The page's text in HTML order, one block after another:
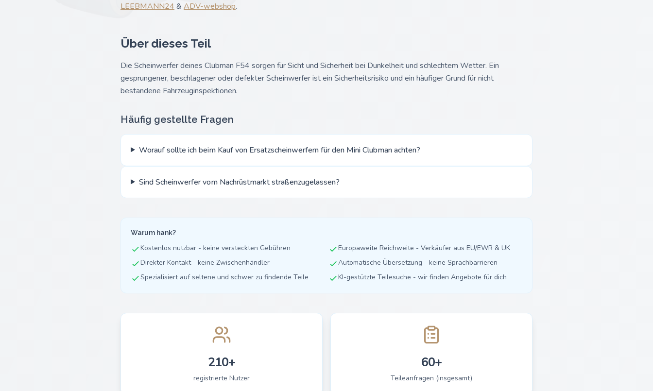
LEEBMANN24 & ADV-webshop.
Über dieses Teil
Die Scheinwerfer deines Clubman F54 sorgen für Sicht und Sicherheit bei Dunkelheit und schlechtem Wetter. Ein
gesprungener, beschlagener oder defekter Scheinwerfer ist ein Sicherheitsrisiko und ein häufiger Grund für nicht
bestandene Fahrzeuginspektionen.
Häufig gestellte Fragen
Worauf sollte ich beim Kauf von Ersatzscheinwerfern für den Mini Clubman achten?
Sind Scheinwerfer vom Nachrüstmarkt straßenzugelassen?
Warum hank?
Kostenlos nutzbar - keine versteckten Gebühren
Europaweite Reichweite - Verkäufer aus EU/EWR & UK
Direkter Kontakt - keine Zwischenhändler
Automatische Übersetzung - keine Sprachbarrieren
Spezialisiert auf seltene und schwer zu findende Teile
KI-gestützte Teilesuche - wir finden Angebote für dich
210+
registrierte Nutzer
60+
Teileanfragen (insgesamt)